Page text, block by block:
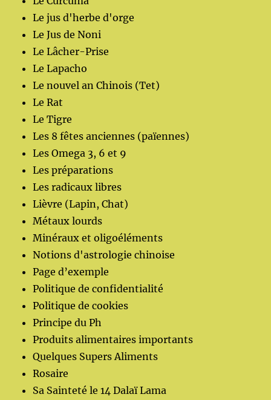
Le jus d'herbe d'orge
Le Jus de Noni
Le Lâcher-Prise
Le Lapacho
Le nouvel an Chinois (Tet)
Le Rat
Le Tigre
Les 8 fêtes anciennes (païennes)
Les Omega 3, 6 et 9
Les préparations
Les radicaux libres
Lièvre (Lapin, Chat)
Métaux lourds
Minéraux et oligoéléments
Notions d'astrologie chinoise
Page d’exemple
Politique de confidentialité
Politique de cookies
Principe du Ph
Produits alimentaires importants
Quelques Supers Aliments
Rosaire
Sa Sainteté le 14 Dalaï Lama